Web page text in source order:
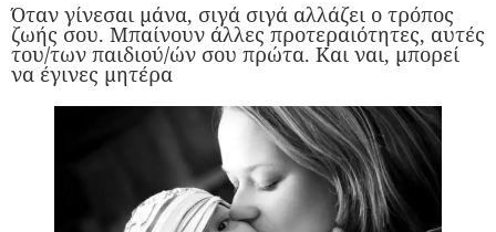
Όταν γίνεσαι μάνα, σιγά σιγά αλλάζει ο τρόπος
ζωής σου. Μπαίνουν άλλες προτεραιότητες, αυτές
του/των παιδιού/ών σου πρώτα. Και ναι, μπορεί
να έγινες μητέρα